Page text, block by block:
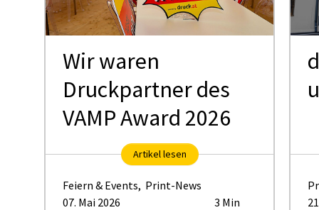
Wir waren
Druckpartner des
VAMP Award 2026
Artikel lesen
Feiern & Events, Print-News
07. Mai 2026
3 Min